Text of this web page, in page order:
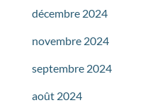
décembre 2024
novembre 2024
septembre 2024
août 2024